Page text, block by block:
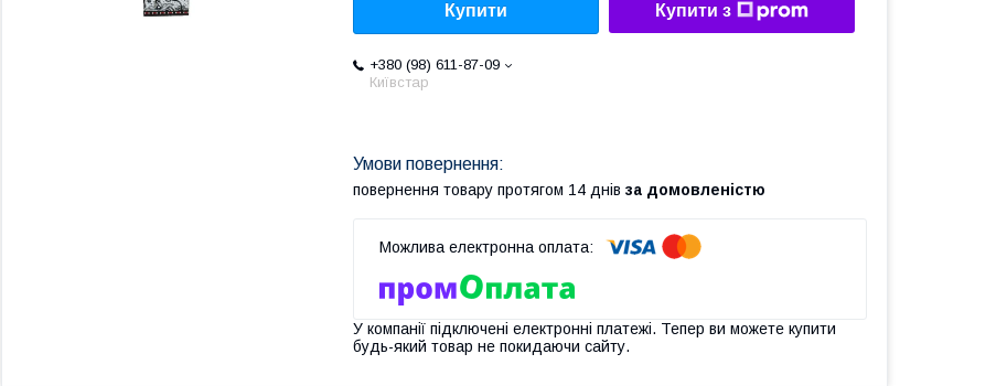
Купити Купити з
+380 (98) 611-87-09
Київстар
повернення товару протягом 14 днів за домовленістю
У компанії підключені електронні платежі. Тепер ви можете купити
будь-який товар не покидаючи сайту.